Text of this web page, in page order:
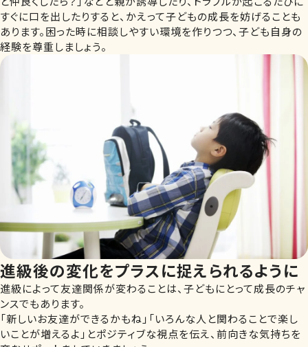
すぐに口を出したりすると、かえって子どもの成長を妨げることも
あります。困った時に相談しやすい環境を作りつつ、子ども自身の
経験を尊重しましょう。
進級後の変化をプラスに捉えられるように
進級によって友達関係が変わることは、子どもにとって成長のチャ
ンスでもあります。
「新しいお友達ができるかもね」「いろんな人と関わることで楽し
いことが増えるよ」とポジティブな視点を伝え、前向きな気持ちを